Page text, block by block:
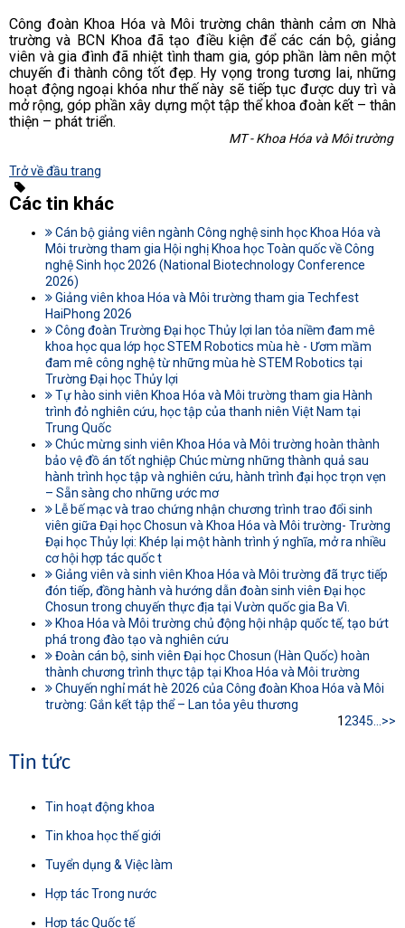
Công đoàn Khoa Hóa và Môi trường chân thành cảm ơn Nhà
trường và BCN Khoa đã tạo điều kiện để các cán bộ, giảng
viên và gia đình đã nhiệt tình tham gia, góp phần làm nên một
chuyến đi thành công tốt đẹp. Hy vọng trong tương lai, những
hoạt động ngoại khóa như thế này sẽ tiếp tục được duy trì và
mở rộng, góp phần xây dựng một tập thể khoa đoàn kết – thân
thiện – phát triển.
MT - Khoa Hóa và Môi trường
Trở về đầu trang
Các tin khác
Cán bộ giảng viên ngành Công nghệ sinh học Khoa Hóa và
Môi trường tham gia Hội nghị Khoa học Toàn quốc về Công
nghệ Sinh học 2026 (National Biotechnology Conference
2026)
Giảng viên khoa Hóa và Môi trường tham gia Techfest
HaiPhong 2026
Công đoàn Trường Đại học Thủy lợi lan tỏa niềm đam mê
khoa học qua lớp học STEM Robotics mùa hè - Ươm mầm
đam mê công nghệ từ những mùa hè STEM Robotics tại
Trường Đại học Thủy lợi
Tự hào sinh viên Khoa Hóa và Môi trường tham gia Hành
trình đỏ nghiên cứu, học tập của thanh niên Việt Nam tại
Trung Quốc
Chúc mừng sinh viên Khoa Hóa và Môi trường hoàn thành
bảo vệ đồ án tốt nghiệp Chúc mừng những thành quả sau
hành trình học tập và nghiên cứu, hành trình đại học trọn vẹn
– Sẵn sàng cho những ước mơ
Lễ bế mạc và trao chứng nhận chương trình trao đổi sinh
viên giữa Đại học Chosun và Khoa Hóa và Môi trường- Trường
Đại học Thủy lợi: Khép lại một hành trình ý nghĩa, mở ra nhiều
cơ hội hợp tác quốc t
Giảng viên và sinh viên Khoa Hóa và Môi trường đã trực tiếp
đón tiếp, đồng hành và hướng dẫn đoàn sinh viên Đại học
Chosun trong chuyến thực địa tại Vườn quốc gia Ba Vì.
Khoa Hóa và Môi trường chủ động hội nhập quốc tế, tạo bứt
phá trong đào tạo và nghiên cứu
Đoàn cán bộ, sinh viên Đại học Chosun (Hàn Quốc) hoàn
thành chương trình thực tập tại Khoa Hóa và Môi trường
Chuyến nghỉ mát hè 2026 của Công đoàn Khoa Hóa và Môi
trường: Gắn kết tập thể – Lan tỏa yêu thương
12345 >>
Tin tức
Tin hoạt động khoa
Tin khoa học thế giới
Tuyển dụng & Việc làm
Hợp tác Trong nước
Hợp tác Quốc tế